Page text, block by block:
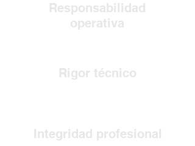
Responsabilidad
operativa
Rigor técnico
Integridad profesional